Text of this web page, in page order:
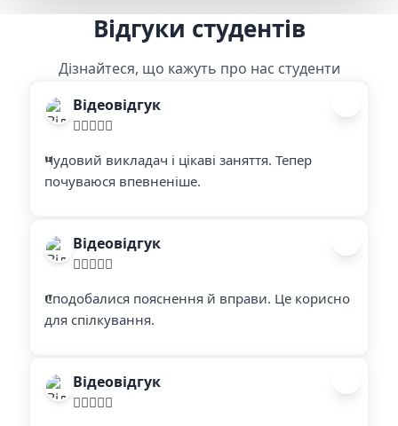
Відгуки студентів
Дізнайтеся, що кажуть про нас студенти
Відеовідгук
"
Чудовий викладач і цікаві заняття. Тепер
почуваюся впевненіше.
"
Відеовідгук
"
Сподобалися пояснення й вправи. Це корисно
для спілкування.
"
Відеовідгук